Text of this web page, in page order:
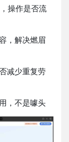
操作是否流
，解决燃眉
减少重复劳
，不是噱头